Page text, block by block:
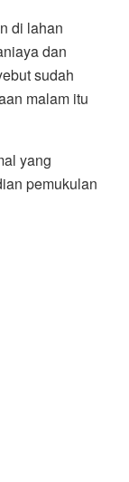
di lahan
dan
sudah
malam itu
yang
pemukulan